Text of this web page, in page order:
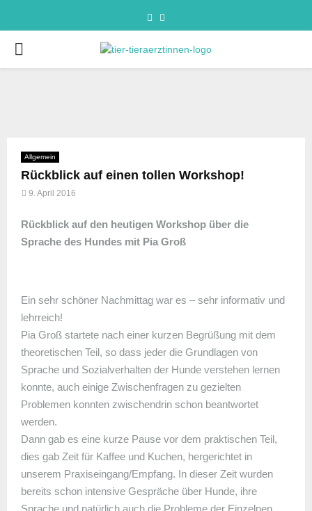
Allgemein
Rückblick auf einen tollen Workshop!
9. April 2016
Rückblick auf den heutigen Workshop über die
Sprache des Hundes mit Pia Groß
Ein sehr schöner Nachmittag war es – sehr informativ und
lehrreich!
Pia Groß startete nach einer kurzen Begrüßung mit dem
theoretischen Teil, so dass jeder die Grundlagen von
Sprache und Sozialverhalten der Hunde verstehen lernen
konnte, auch einige Zwischenfragen zu gezielten
Problemen konnten zwischendrin schon beantwortet
werden.
Dann gab es eine kurze Pause vor dem praktischen Teil,
dies gab Zeit für Kaffee und Kuchen, hergerichtet in
unserem Praxiseingang/Empfang. In dieser Zeit wurden
bereits schon intensive Gespräche über Hunde, ihre
Sprache und natürlich auch die Probleme der Einzelnen